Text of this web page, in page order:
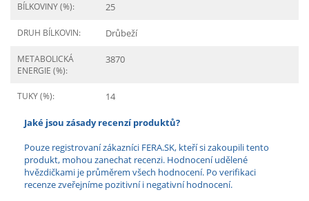
BÍLKOVINY (%): 25
DRUH BÍLKOVIN: Drůbeží
METABOLICKÁ
ENERGIE (%):
3870
TUKY (%): 14
Jaké jsou zásady recenzí produktů?
Pouze registrovaní zákazníci FERA.SK, kteří si zakoupili tento
produkt, mohou zanechat recenzi. Hodnocení udělené
hvězdičkami je průměrem všech hodnocení. Po verifikaci
recenze zveřejníme pozitivní i negativní hodnocení.